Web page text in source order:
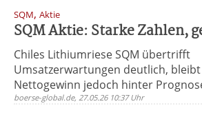
SQM, Aktie
SQM Aktie: Starke Zahlen,
Chiles Lithiumriese SQM übertrifft
Umsatzerwartungen deutlich,
Nettogewinn jedoch hinter
boerse-global.de, 27.05.26 10:37 Uhr